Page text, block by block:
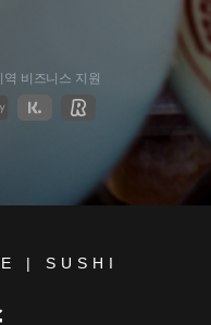
비즈니스 지원
| SUSHI